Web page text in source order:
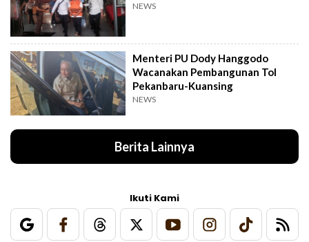
NEWS
Menteri PU Dody Hanggodo
Wacanakan Pembangunan Tol
Pekanbaru-Kuansing
NEWS
Berita Lainnya
Ikuti Kami